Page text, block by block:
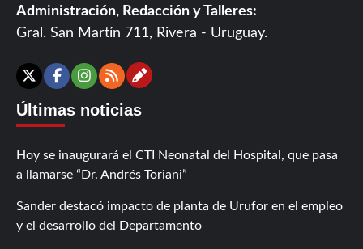
Administración, Redacción y Talleres:
Gral. San Martín 711, Rivera - Uruguay.
X Facebook
Instagram
RSSContáctanos
Últimas noticias
Hoy se inaugurará el CTI Neonatal del Hospital, que pasa
a llamarse “Dr. Andrés Toriani”
Sander destacó impacto de planta de Urufor en el empleo
y el desarrollo del Departamento